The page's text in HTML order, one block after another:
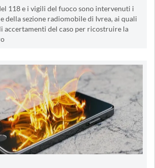
118 e i vigili del fuoco sono intervenuti i
della sezione radiomobile di Ivrea, ai quali
accertamenti del caso per ricostruire la